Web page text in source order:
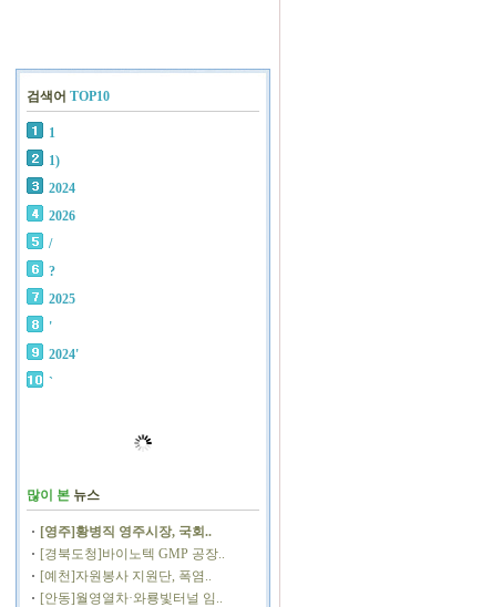
검색어 TOP10
1
1)
2024
2026
/
?
2025
'
2024'
`
많이 본 뉴스
[영주]황병직 영주시장, 국회..
[경북도청]바이노텍 GMP 공장..
[예천]자원봉사 지원단, 폭염..
[안동]월영열차·와룡빛터널 임..